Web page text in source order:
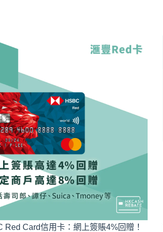
Red Card信用卡：網上簽賬4%回贈！